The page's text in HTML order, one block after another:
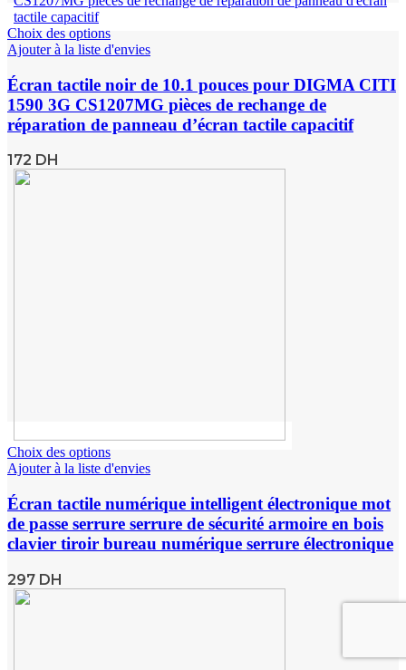
Choix des options
Ajouter à la liste d'envies
Écran tactile noir de 10.1 pouces pour DIGMA CITI
1590 3G CS1207MG pièces de rechange de
réparation de panneau d’écran tactile capacitif
172 DH
Choix des options
Ajouter à la liste d'envies
Écran tactile numérique intelligent électronique mot
de passe serrure serrure de sécurité armoire en bois
clavier tiroir bureau numérique serrure électronique
297 DH